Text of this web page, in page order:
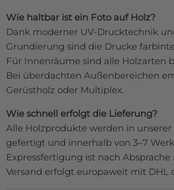
Wie haltbar ist ein Foto auf Holz?
Dank moderner UV-Drucktechnik
Grundierung sind die Drucke
Für Innenräume sind alle Holzarten
Bei überdachten Außenbereichen
Gerüstholz oder Multiplex.
Wie schnell erfolgt die Lieferung?
Alle Holzprodukte werden in
gefertigt und innerhalb von 3–7
Expressfertigung ist nach
Versand erfolgt europaweit mit DHL